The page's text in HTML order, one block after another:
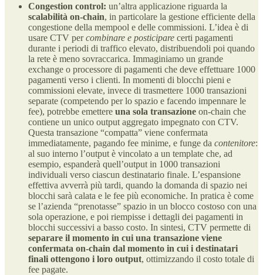
Congestion control: un’altra applicazione riguarda la
scalabilità on-chain, in particolare la gestione efficiente della
congestione della mempool e delle commissioni. L’idea è di
usare CTV percombinare e posticipare certi pagamenti
durante i periodi di traffico elevato, distribuendoli poi quando
la rete è meno sovraccarica​. Immaginiamo un grande
exchange o processore di pagamenti che deve effettuare 1000
pagamenti verso i clienti. In momenti di blocchi pieni e
commissioni elevate, invece di trasmettere 1000 transazioni
separate (competendo per lo spazio e facendo impennare le
fee), potrebbe emettere una sola transazione on-chain che
contiene un unico output aggregato impegnato con CTV​.
Questa transazione “compatta” viene confermata
immediatamente, pagando fee minime, e funge da contenitore:
al suo interno l’output è vincolato a un template che, ad
esempio, espanderà quell’output in 1000 transazioni
individuali verso ciascun destinatario finale. L’espansione
effettiva avverrà più tardi, quando la domanda di spazio nei
blocchi sarà calata e le fee più economiche​. In pratica è come
se l’azienda “prenotasse” spazio in un blocco costoso con una
sola operazione, e poi riempisse i dettagli dei pagamenti in
blocchi successivi a basso costo. In sintesi, CTV permette di
separare il momento in cui una transazione viene
confermata on-chain dal momento in cui i destinatari
finali ottengono i loro output, ottimizzando il costo totale di
fee pagate.